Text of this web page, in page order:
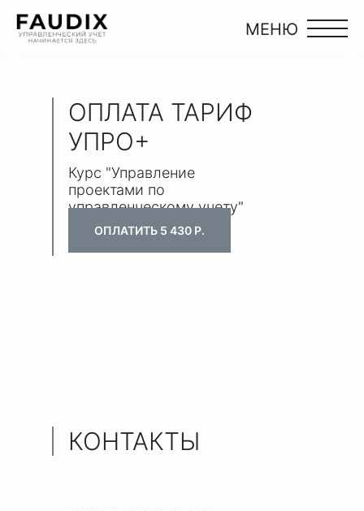
МЕНЮ
ОПЛАТА ТАРИФ
УПРО+
Курс "Управление
проектами по
управленческому учету"
ОПЛАТИТЬ 5 430 Р.
КОНТАКТЫ